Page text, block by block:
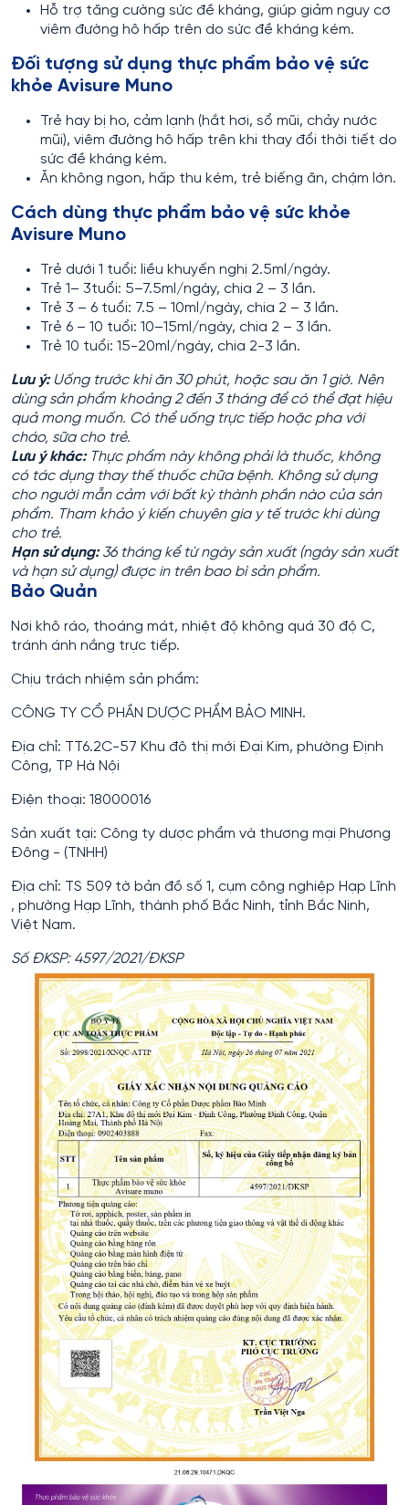
Hỗ trợ tăng cường sức đề kháng, giúp giảm nguy cơ
viêm đường hô hấp trên do sức đề kháng kém.
Đối tượng sử dụng thực phẩm bảo vệ sức
khỏe Avisure Muno
Trẻ hay bị ho, cảm lạnh (hắt hơi, sổ mũi, chảy nước
mũi), viêm đường hô hấp trên khi thay đổi thời tiết do
sức đề kháng kém.
Ăn không ngon, hấp thu kém, trẻ biếng ăn, chậm lớn.
Cách dùng thực phẩm bảo vệ sức khỏe
Avisure Muno
Trẻ dưới 1 tuổi: liều khuyến nghị 2.5ml/ngày.
Trẻ 1– 3tuổi: 5–7.5ml/ngày, chia 2 – 3 lần.
Trẻ 3 – 6 tuổi: 7.5 – 10ml/ngày, chia 2 – 3 lần.
Trẻ 6 – 10 tuổi: 10–15ml/ngày, chia 2 – 3 lần.
Trẻ 10 tuổi: 15-20ml/ngày, chia 2-3 lần.
Lưu ý:Uống trước khi ăn 30 phút, hoặc sau ăn 1 giờ. Nên
dùng sản phẩm khoảng 2 đến 3 tháng để có thể đạt hiệu
quả mong muốn. Có thể uống trực tiếp hoặc pha với
cháo, sữa cho trẻ.
Lưu ý khác:Thực phẩm này không phải là thuốc, không
có tác dụng thay thế thuốc chữa bệnh. Không sử dụng
cho người mẫn cảm với bất kỳ thành phần nào của sản
phẩm. Tham khảo ý kiến chuyên gia y tế trước khi dùng
cho trẻ.
Hạn sử dụng:36 tháng kể từ ngày sản xuất (ngày sản xuất
và hạn sử dụng) được in trên bao bì sản phẩm.
Bảo Quản
Nơi khô ráo, thoáng mát, nhiệt độ không quá 30 độ C,
tránh ánh nắng trực tiếp.
Chịu trách nhiệm sản phẩm:
CÔNG TY CỔ PHẦN DƯỢC PHẨM BẢO MINH.
Địa chỉ: TT6.2C-57 Khu đô thị mới Đại Kim, phường Định
Công, TP Hà Nội
Điện thoại: 18000016
Sản xuất tại: Công ty dược phẩm và thương mại Phương
Đông - (TNHH)
Địa chỉ: TS 509 tờ bản đồ số 1, cụm công nghiệp Hạp Lĩnh
, phường Hạp Lĩnh, thành phố Bắc Ninh, tỉnh Bắc Ninh,
Việt Nam.
Số ĐKSP: 4597/2021/ĐKSP